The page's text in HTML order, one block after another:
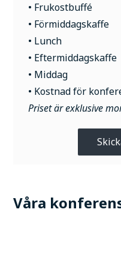
• Frukostbuffé
• Förmiddagskaffe
• Lunch
• Eftermiddagskaffe
• Middag
• Kostnad för
Priset är exklusive
Våra